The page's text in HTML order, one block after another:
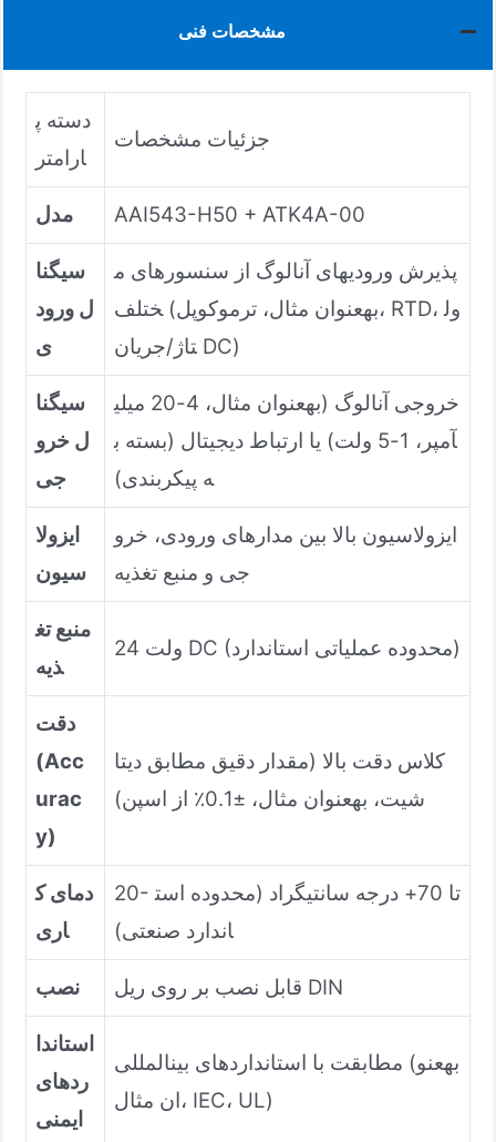
مشخصات فنی
دسته پ
ارامتر
جزئیات مشخصات
مدل AAI543-H50 + ATK4A-00
سیگنا
ل ورود
ی
پذیرش ورودیهای آنالوگ از سنسورهای م
ختلف (بهعنوان مثال، ترموکوپل، RTD، ول
تاژ/جریان DC)
سیگنا
ل خرو
جی
خروجی آنالوگ (بهعنوان مثال، 4-20 میلی
آمپر، 1-5 ولت) یا ارتباط دیجیتال (بسته ب
ه پیکربندی)
ایزولا
سیون
ایزولاسیون بالا بین مدارهای ورودی، خرو
جی و منبع تغذیه
منبع تغ
ذیه
24 ولت DC (محدوده عملیاتی استاندارد)
دقت
(Acc
urac
y)
کلاس دقت بالا (مقدار دقیق مطابق دیتا
شیت، بهعنوان مثال، ±0.1٪ از اسپن)
دمای ک
اری
20- تا 70+ درجه سانتیگراد (محدوده است
اندارد صنعتی)
نصب قابل نصب بر روی ریل DIN
استاندا
ردهای
ایمنی
مطابقت با استانداردهای بینالمللی (بهعنو
ان مثال، IEC، UL)